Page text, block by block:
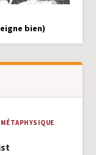
bien)
MÉTAPHYSIQUE